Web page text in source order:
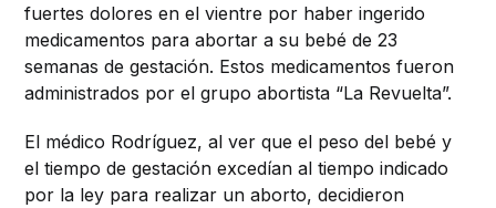
fuertes dolores en el vientre por haber ingerido
medicamentos para abortar a su bebé de 23
semanas de gestación. Estos medicamentos fueron
administrados por el grupo abortista “La Revuelta”.
El médico Rodríguez, al ver que el peso del bebé y
el tiempo de gestación excedían al tiempo indicado
por la ley para realizar un aborto, decidieron